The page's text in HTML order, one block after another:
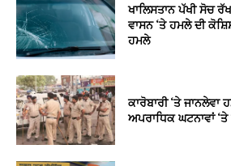
ਖਾਲਿਸਤਾਨ ਪੱਖੀ ਸੋਚ
ਵਾਸਨ ‘ਤੇ ਹਮਲੇ ਦੀ
ਹਮਲੇ
ਕਾਰੋਬਾਰੀ ‘ਤੇ ਜਾਨਲੇਵਾ
ਅਪਰਾਧਿਕ ਘਟਨਾਵਾਂ ‘ਤੇ